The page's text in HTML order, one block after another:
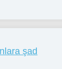
şad